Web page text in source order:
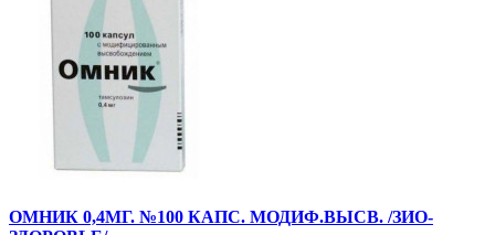
ОМНИК 0,4МГ. №100 КАПС. МОДИФ.ВЫСВ. /ЗИО-